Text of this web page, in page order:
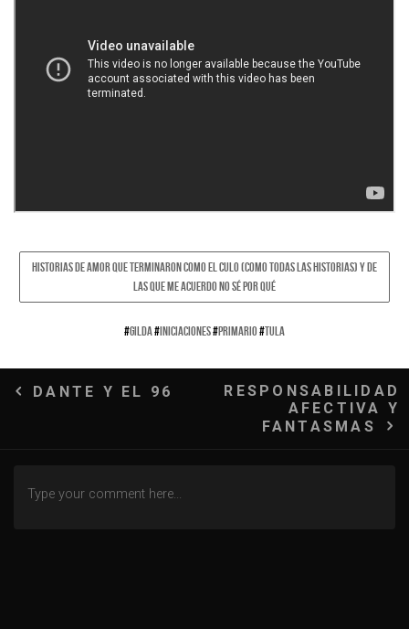
HISTORIAS DE AMOR QUE TERMINARON COMO EL CULO (COMO TODAS LAS HISTORIAS) Y DE
LAS QUE ME ACUERDO NO SÉ POR QUÉ
#GILDA#INICIACIONES#PRIMARIO#TULA
Navegación
DANTE Y EL 96
RESPONSABILIDAD
AFECTIVA Y
FANTASMAS